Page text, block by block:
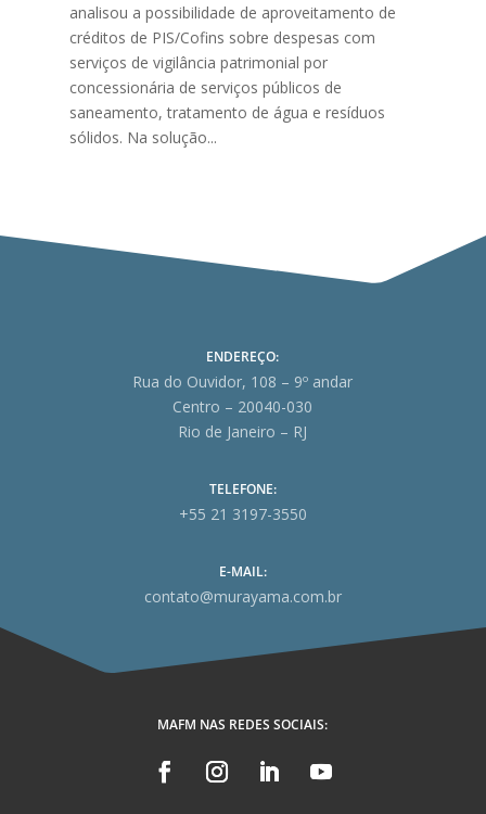
analisou a possibilidade de aproveitamento de
créditos de PIS/Cofins sobre despesas com
serviços de vigilância patrimonial por
concessionária de serviços públicos de
saneamento, tratamento de água e resíduos
sólidos. Na solução...
ENDEREÇO:
Rua do Ouvidor, 108 – 9º andar
Centro – 20040-030
Rio de Janeiro – RJ
TELEFONE:
+55 21 3197-3550
E-MAIL:
contato@murayama.com.br
MAFM NAS REDES SOCIAIS: